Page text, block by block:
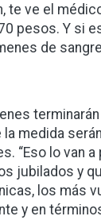
te ve el
pesos. Y si
de
la medida
“Eso lo van a
jubilados y
los más
y en